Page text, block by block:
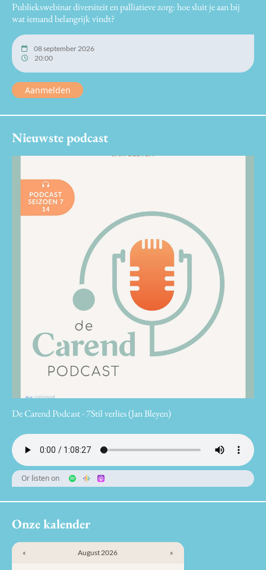
Publiekswebinar diversiteit en palliatieve zorg: hoe sluit je aan bij
wat iemand belangrijk vindt?
08 september 2026
20:00
Aanmelden
Nieuwste podcast
De Carend Podcast - 7Stil verlies (Jan Bleyen)
Or listen on
Onze kalender
« August 2026 »